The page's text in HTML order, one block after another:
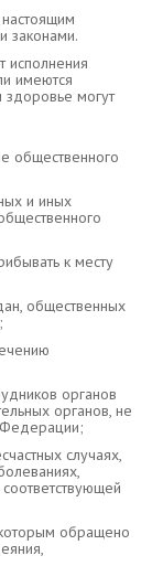
законами.
исполнения
имеются
здоровье могут
общественного
и иных
к месту
общественных
органов
органов, не
Федерации;
случаях,
обращено